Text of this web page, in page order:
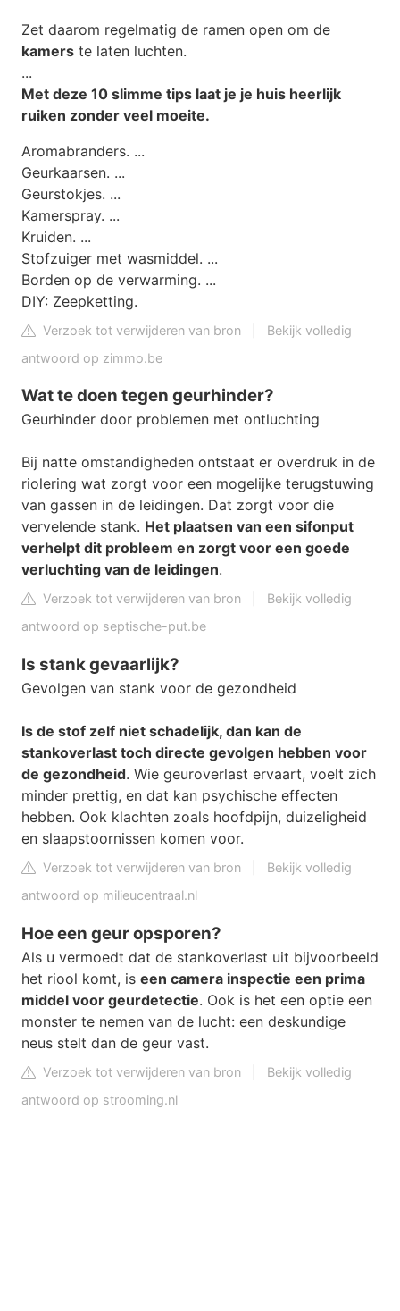
Zet daarom regelmatig de ramen open om de
kamers te laten luchten.
...
Met deze 10 slimme tips laat je je huis heerlijk
ruiken zonder veel moeite.
Aromabranders. ...
Geurkaarsen. ...
Geurstokjes. ...
Kamerspray. ...
Kruiden. ...
Stofzuiger met wasmiddel. ...
Borden op de verwarming. ...
DIY: Zeepketting.
Verzoek tot verwijderen van bron
Bekijk volledig
antwoord op zimmo.be
Wat te doen tegen geurhinder?
Geurhinder door problemen met ontluchting
Bij natte omstandigheden ontstaat er overdruk in de
riolering wat zorgt voor een mogelijke terugstuwing
van gassen in de leidingen. Dat zorgt voor die
vervelende stank. Het plaatsen van een sifonput
verhelpt dit probleem en zorgt voor een goede
verluchting van de leidingen.
Verzoek tot verwijderen van bron
Bekijk volledig
antwoord op septische-put.be
Is stank gevaarlijk?
Gevolgen van stank voor de gezondheid
Is de stof zelf niet schadelijk, dan kan de
stankoverlast toch directe gevolgen hebben voor
de gezondheid. Wie geuroverlast ervaart, voelt zich
minder prettig, en dat kan psychische effecten
hebben. Ook klachten zoals hoofdpijn, duizeligheid
en slaapstoornissen komen voor.
Verzoek tot verwijderen van bron
Bekijk volledig
antwoord op milieucentraal.nl
Hoe een geur opsporen?
Als u vermoedt dat de stankoverlast uit bijvoorbeeld
het riool komt, is een camera inspectie een prima
middel voor geurdetectie. Ook is het een optie een
monster te nemen van de lucht: een deskundige
neus stelt dan de geur vast.
Verzoek tot verwijderen van bron
Bekijk volledig
antwoord op strooming.nl